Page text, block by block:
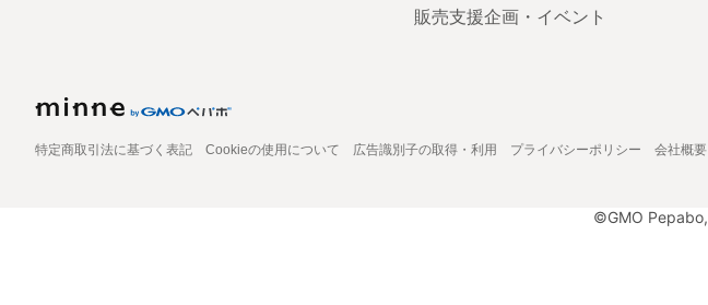
販売支援企画・イベント
特定商取引法に基づく表記 Cookieの使用について 広告識別子の取得・利用 プライバシーポリシー 会社概要
©GMO